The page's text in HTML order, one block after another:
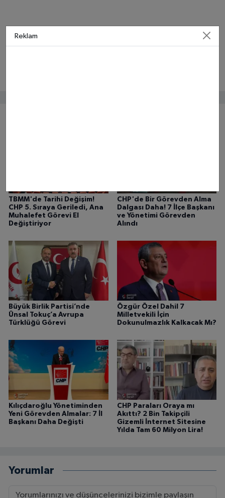
TBMM'de Tarihi Değişim!
CHP 5. Sıraya Geriledi, Ana
Muhalefet Görevi El
Değiştiriyor
CHP'de Bir Görevden Alma
Dalgası Daha! 7 İlçe Başkanı
ve Yönetimi Görevden
Alındı
Büyük Birlik Partisi’nde
Ünsal Tokuç’a Avrupa
Türklüğü Görevi
Özgür Özel Dahil 7
Milletvekili İçin
Dokunulmazlık Kalkacak Mı?
Kılıçdaroğlu Yönetiminden
Yeni Görevden Almalar: 7 İl
Başkanı Daha Değişti
CHP Paraları Oraya mı
Akıttı? 2 Bin Takipçili
Gizemli İnternet Sitesine
Yılda Tam 60 Milyon Lira!
Yorumlar
Reklam